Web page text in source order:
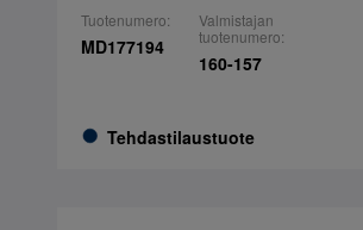
Tuotenumero:
MD177194
Tehdastilaustuote
Valmistajan
tuotenumero:
160-157